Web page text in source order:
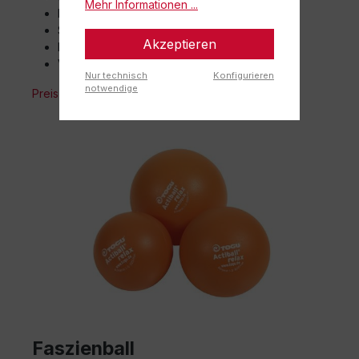
In 3 Grundfarben erhältlich
Sonderfarben auf Anfrage
Einfarbiger Druck möglich
Verschiedene Größen
Preis auf Anfrage!
Faszienball
Mehr Informationen ...
Akzeptieren
Nur technisch
notwendige
Konfigurieren